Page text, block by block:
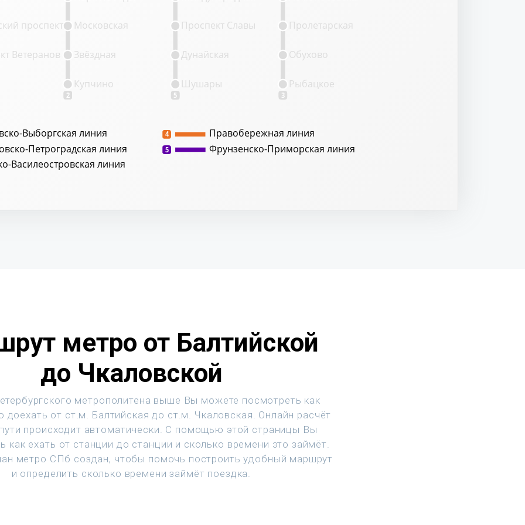
Выборгская линия
Петроградская линия
Василеостровская линия
Правобережная линия
4
Фрунзенско-Приморская линия
5
2 5 3
Ветеранов
проспект
Купчино
Звёздная
Московская
Рыбацкое
Обухово
Пролетарская
Проспект Славы
Дунайская
Шушары
метро от Балтийской
до Чкаловской
метрополитена выше Вы можете посмотреть как
доехать от ст.м. Балтийская до ст.м. Чкаловская. Онлайн расчёт
происходит автоматически. С помощью этой страницы Вы
как ехать от станции до станции и сколько времени это займёт.
метро СПб создан, чтобы помочь построить удобный маршрут
и определить сколько времени займёт поездка.